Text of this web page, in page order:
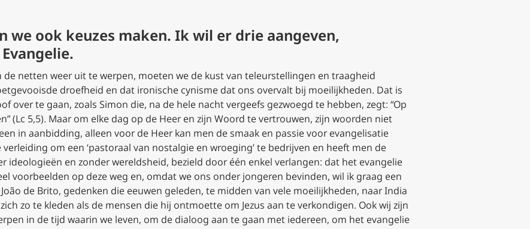
we ook keuzes maken. Ik wil er drie aangeven,
de netten weer uit te werpen, moeten we de kust van teleurstellingen en traagheid
droefheid en dat ironische cynisme dat ons overvalt bij moeilijkheden. Dat is
over te gaan, zoals Simon die, na de hele nacht vergeefs gezwoegd te hebben, zegt: “Op
(Lc 5,5). Maar om elke dag op de Heer en zijn Woord te vertrouwen, zijn woorden niet
in aanbidding, alleen voor de Heer kan men de smaak en passie voor evangelisatie
om een ‘pastoraal van nostalgie en wroeging’ te bedrijven en heeft men de
ideologieën en zonder wereldsheid, bezield door één enkel verlangen: dat het evangelie
voorbeelden op deze weg en, omdat we ons onder jongeren bevinden, wil ik graag een
de Brito, gedenken die eeuwen geleden, te midden van vele moeilijkheden, naar India
zo te kleden als de mensen die hij ontmoette om Jezus aan te verkondigen. Ook wij zijn
in de tijd waarin we leven, om de dialoog aan te gaan met iedereen, om het evangelie